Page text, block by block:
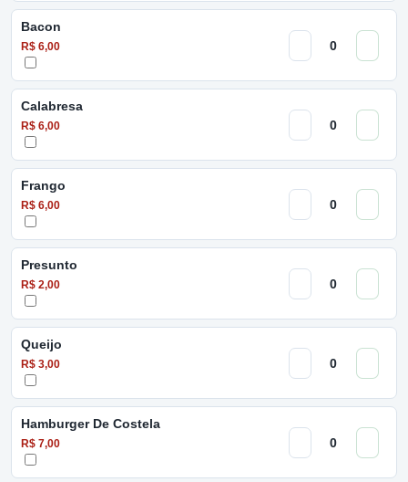
Bacon
R$ 6,00
Calabresa
R$ 6,00
Frango
R$ 6,00
Presunto
R$ 2,00
Queijo
R$ 3,00
Hamburger De Costela
R$ 7,00